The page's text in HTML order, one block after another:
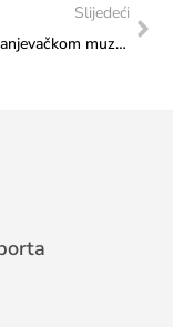
Slijedeći
Čestitka Franjevačkom muzeju Tomislavgrad povodom “Dana sv. Nikole Tavelića”